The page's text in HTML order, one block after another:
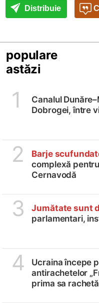
Distribuie
populare
astăzi
1
Canalul
Dobrogei, între
2 Barje
complexă
Cernavodă
3 Jumătate sunt
parlamentari,
4
Ucraina începe
antirachetelor
prima sa